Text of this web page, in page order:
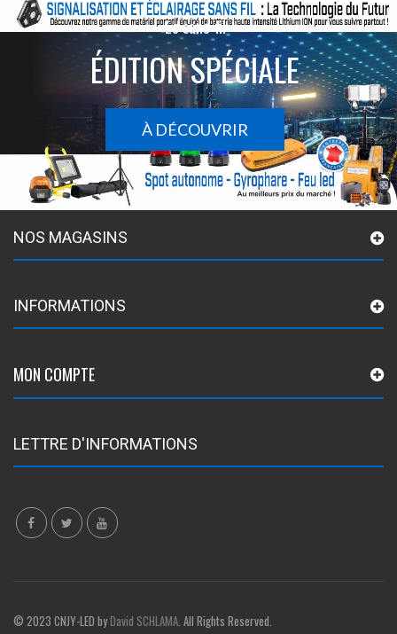
Le sans-fil
ÉDITION SPÉCIALE
À DÉCOUVRIR
NOS MAGASINS
INFORMATIONS
MON COMPTE
LETTRE D'INFORMATIONS
© 2023 CNJY-LED byDavid SCHLAMA. All Rights Reserved.